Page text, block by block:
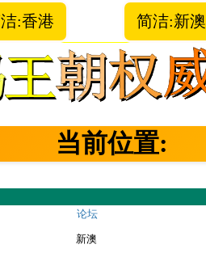
:香港 简洁:新澳
当前位置:
论坛
新澳